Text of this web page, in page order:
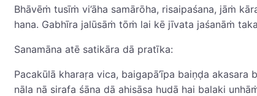
Bhāvēṁ tusīṁ vi’āha samārōha, risaipaśana, jāṁ
hana. Gabhīra jalūsāṁ tōṁ lai kē jīvata jaśanāṁ
Sanamāna atē satikāra dā pratīka:
Pacakūlā kharaṛa vica, baigapā’īpa baiṇḍa akasara
nāla nā sirafa śāna dā ahisāsa hudā hai balaki